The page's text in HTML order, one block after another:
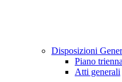
Disposizioni
Piano
Atti generali